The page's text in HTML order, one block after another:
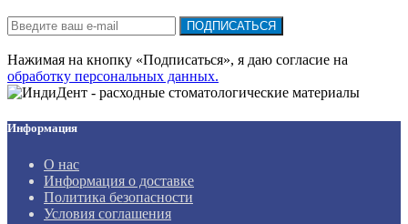
ПОДПИСАТЬСЯ
Нажимая на кнопку «Подписаться», я даю cогласие на
обработку персональных данных.
Информация
О нас
Информация о доставке
Политика безопасности
Условия соглашения